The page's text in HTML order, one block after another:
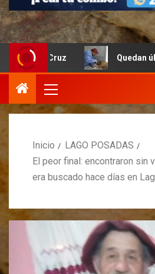
Cruz Quedan últimos
Inicio
LAGO POSADAS
El peor final: encontraron sin
era buscado hace días en